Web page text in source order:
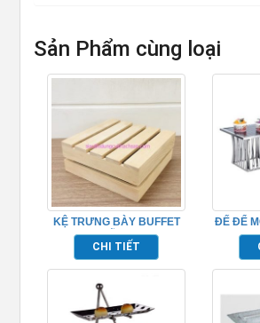
Sản Phẩm cùng loại
KỆ TRƯNG BÀY BUFFET
BẰNG GỖ 2 TẦNG –
TPHM0223
CHI TIẾT
ĐẾ ĐỂ